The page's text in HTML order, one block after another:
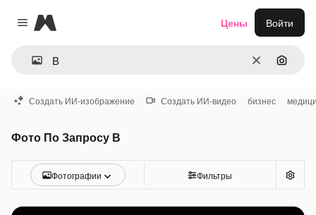
Close menu
Magnific
ОчиститьПоиск
Цены Войти
Создать ИИ-изображение Создать ИИ-видео бизнес
Фото По Запросу В
Фотографии Фильтры